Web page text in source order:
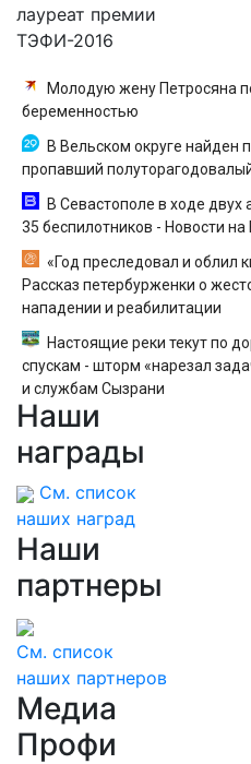
лауреат премии
ТЭФИ-2016
Молодую жену Петросяна
беременностью
В Вельском округе найден
пропавший
В Севастополе в ходе двух
35 беспилотников - Новости на
«Год преследовал и облил
Рассказ петербурженки о
нападении и реабилитации
Настоящие реки текут по
спускам - шторм «нарезал
и службам Сызрани
Наши
награды
См. список
наших наград
Наши
партнеры
См. список
наших партнеров
Медиа
Профи